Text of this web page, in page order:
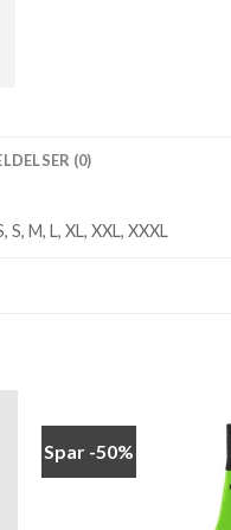
(0)
S, M, L, XL, XXL, XXXL
Spar -50%